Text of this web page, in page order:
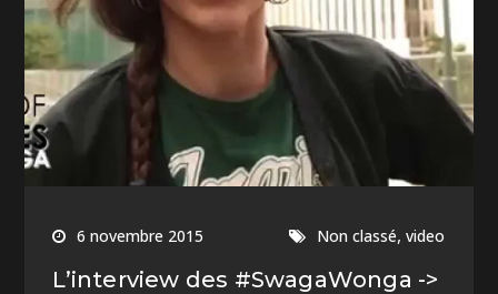
6 novembre 2015 Non classé,video
L’interview des ‪#‎SwagaWonga‬ ->